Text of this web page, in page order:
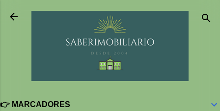
Pular para o conteúdo principal
👉 MARCADORES